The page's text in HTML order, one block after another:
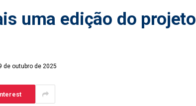
uma edição do projeto
de outubro de 2025